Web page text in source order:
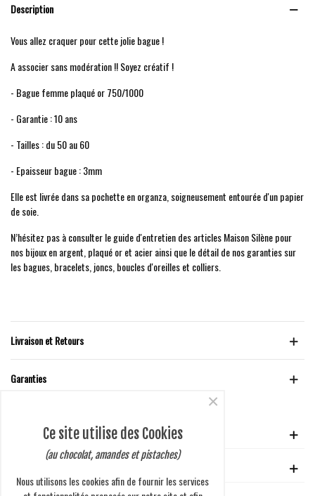
Description
Vous allez craquer pour cette jolie bague !
A associer sans modération !! Soyez créatif !
- Bague femme plaqué or 750/1000
- Garantie : 10 ans
- Tailles : du 50 au 60
- Epaisseur bague : 3mm
Elle est livrée dans sa pochette en organza, soigneusement entourée d'un papier
de soie.
N’hésitez pas à consulter le guide d'entretien des articles Maison Silène pour
nos bijoux en argent, plaqué or et acier ainsi que le détail de nos garanties sur
les bagues, bracelets, joncs, boucles d'oreilles et colliers.
Livraison et Retours
Garanties
VOTRE COMPTECe site utilise des Cookies
(au chocolat, amandes et pistaches)
Nous utilisons les cookies afin de fournir les services
×